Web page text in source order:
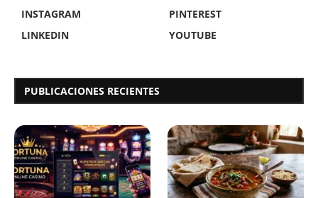
INSTAGRAM
PINTEREST
LINKEDIN
YOUTUBE
PUBLICACIONES RECIENTES